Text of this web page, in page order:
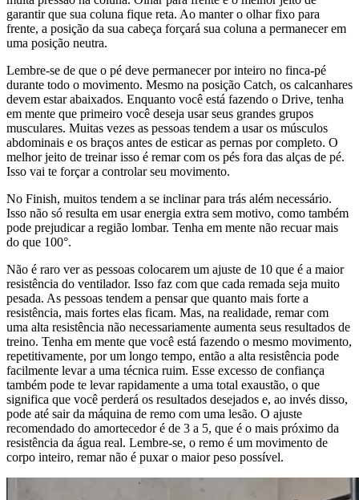
garantir que sua coluna fique reta. Ao manter o olhar fixo para
frente, a posição da sua cabeça forçará sua coluna a permanecer em
uma posição neutra.
Lembre-se de que o pé deve permanecer por inteiro no finca-pé
durante todo o movimento. Mesmo na posição Catch, os calcanhares
devem estar abaixados. Enquanto você está fazendo o Drive, tenha
em mente que primeiro você deseja usar seus grandes grupos
musculares. Muitas vezes as pessoas tendem a usar os músculos
abdominais e os braços antes de esticar as pernas por completo. O
melhor jeito de treinar isso é remar com os pés fora das alças de pé.
Isso vai te forçar a controlar seu movimento.
No Finish, muitos tendem a se inclinar para trás além necessário.
Isso não só resulta em usar energia extra sem motivo, como também
pode prejudicar a região lombar. Tenha em mente não recuar mais
do que 100°.
Não é raro ver as pessoas colocarem um ajuste de 10 que é a maior
resistência do ventilador. Isso faz com que cada remada seja muito
pesada. As pessoas tendem a pensar que quanto mais forte a
resistência, mais fortes elas ficam. Mas, na realidade, remar com
uma alta resistência não necessariamente aumenta seus resultados de
treino. Tenha em mente que você está fazendo o mesmo movimento,
repetitivamente, por um longo tempo, então a alta resistência pode
facilmente levar a uma técnica ruim. Esse excesso de confiança
também pode te levar rapidamente a uma total exaustão, o que
significa que você perderá os resultados desejados e, ao invés disso,
pode até sair da máquina de remo com uma lesão. O ajuste
recomendado do amortecedor é de 3 a 5, que é o mais próximo da
resistência da água real. Lembre-se, o remo é um movimento de
corpo inteiro, remar não é puxar o maior peso possível.